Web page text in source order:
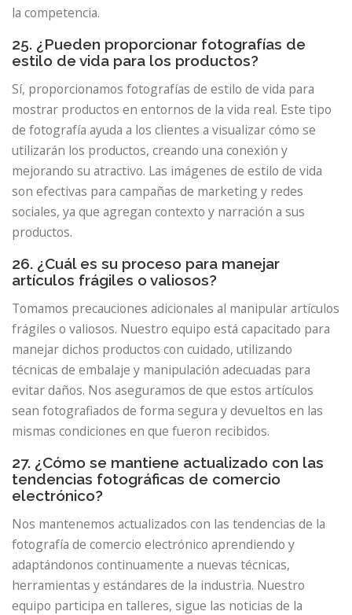
la competencia.
25. ¿Pueden proporcionar fotografías de
estilo de vida para los productos?
Sí, proporcionamos fotografías de estilo de vida para
mostrar productos en entornos de la vida real. Este tipo
de fotografía ayuda a los clientes a visualizar cómo se
utilizarán los productos, creando una conexión y
mejorando su atractivo. Las imágenes de estilo de vida
son efectivas para campañas de marketing y redes
sociales, ya que agregan contexto y narración a sus
productos.
26. ¿Cuál es su proceso para manejar
artículos frágiles o valiosos?
Tomamos precauciones adicionales al manipular artículos
frágiles o valiosos. Nuestro equipo está capacitado para
manejar dichos productos con cuidado, utilizando
técnicas de embalaje y manipulación adecuadas para
evitar daños. Nos aseguramos de que estos artículos
sean fotografiados de forma segura y devueltos en las
mismas condiciones en que fueron recibidos.
27. ¿Cómo se mantiene actualizado con las
tendencias fotográficas de comercio
electrónico?
Nos mantenemos actualizados con las tendencias de la
fotografía de comercio electrónico aprendiendo y
adaptándonos continuamente a nuevas técnicas,
herramientas y estándares de la industria. Nuestro
equipo participa en talleres, sigue las noticias de la